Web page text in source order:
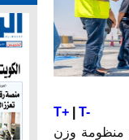
T+| T-
منظومة وزن